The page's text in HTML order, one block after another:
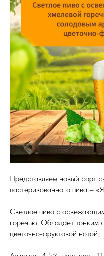
Представляем новый сорт
пастеризованного пива –
Светлое пиво с
горечью. Обладает тонким
цветочно-фруктовой нотой.